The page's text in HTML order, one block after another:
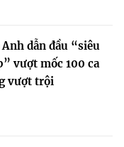
dẫn đầu “siêu
vượt mốc 100 ca
vượt trội